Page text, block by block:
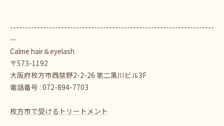
--------------------------------------------------------------------
--
Calme hair＆eyelash
〒573-1192
大阪府枚方市西禁野2-2-26 第二黒川ビル3F
電話番号 : 072-894-7703
枚方市で受けるトリートメント